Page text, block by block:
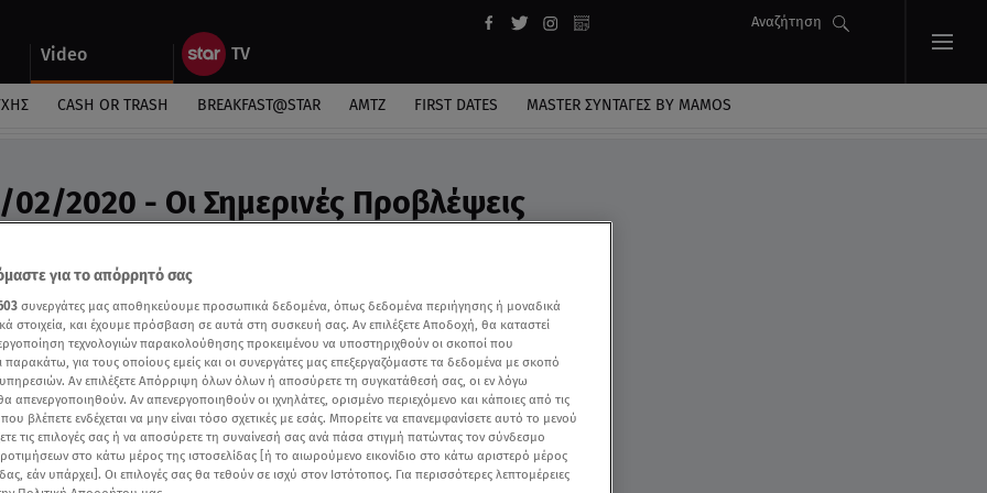
Video
Αναζήτηση
CASH OR TRASH BREAKFAST@STAR ΑΜΤΖ FIRST DATES MASTER ΣΥΝΤΑΓΈΣ BY MAMOS
02/2020 - Οι Σημερινές Προβλέψεις
Άσης Μπήλιου «Στη Φωλιά των Κου Κου»
για το απόρρητό σας
συνεργάτες μας αποθηκεύουμε προσωπικά δεδομένα, όπως δεδομένα περιήγησης ή μοναδικά
στοιχεία, και έχουμε πρόσβαση σε αυτά στη συσκευή σας. Αν επιλέξετε Αποδοχή, θα καταστεί
τεχνολογιών παρακολούθησης προκειμένου να υποστηριχθούν οι σκοποί που
παρακάτω, για τους οποίους εμείς και οι συνεργάτες μας επεξεργαζόμαστε τα δεδομένα με σκοπό
Αν επιλέξετε Απόρριψη όλων όλων ή αποσύρετε τη συγκατάθεσή σας, οι εν λόγω
απενεργοποιηθούν. Αν απενεργοποιηθούν οι ιχνηλάτες, ορισμένο περιεχόμενο και κάποιες από τις
βλέπετε ενδέχεται να μην είναι τόσο σχετικές με εσάς. Μπορείτε να επανεμφανίσετε αυτό το μενού
τις επιλογές σας ή να αποσύρετε τη συναίνεσή σας ανά πάσα στιγμή πατώντας τον σύνδεσμο
στο κάτω μέρος της ιστοσελίδας [ή το αιωρούμενο εικονίδιο στο κάτω αριστερό μέρος
εάν υπάρχει]. Οι επιλογές σας θα τεθούν σε ισχύ στον Ιστότοπος. Για περισσότερες λεπτομέρειες